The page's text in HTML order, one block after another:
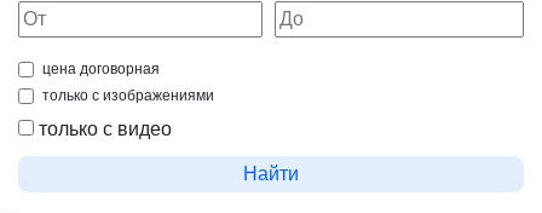
цена договорная
только с изображениями
только с видео
Найти